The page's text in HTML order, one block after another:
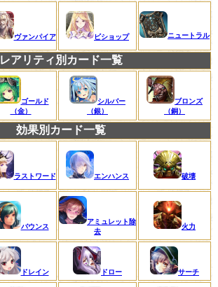
ヴァンパイア ビショップ ニュートラル
レアリティ別カード一覧
ゴールド
（金）
シルバー
（銀）
ブロンズ
（銅）
効果別カード一覧
ラストワード エンハンス 破壊
バウンス
アミュレット除
去
火力
ドレイン ドロー サーチ